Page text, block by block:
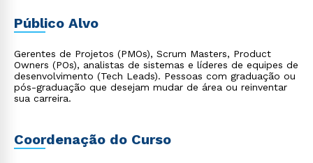
Público Alvo
Gerentes de Projetos (PMOs), Scrum Masters, Product
Owners (POs), analistas de sistemas e líderes de equipes de
desenvolvimento (Tech Leads). Pessoas com graduação ou
pós-graduação que desejam mudar de área ou reinventar
sua carreira.
Coordenação do Curso